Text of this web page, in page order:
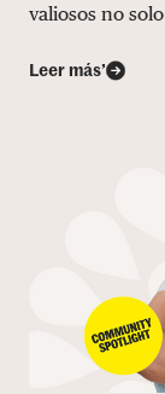
valiosos no
Leer más’